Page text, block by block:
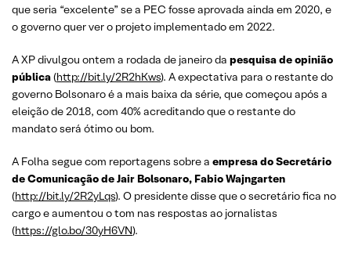
que seria “excelente” se a PEC fosse aprovada ainda em 2020, e
o governo quer ver o projeto implementado em 2022.
A XP divulgou ontem a rodada de janeiro da pesquisa de opinião
pública(http://bit.ly/2R2hKws). A expectativa para o restante do
governo Bolsonaro é a mais baixa da série, que começou após a
eleição de 2018, com 40% acreditando que o restante do
mandato será ótimo ou bom.
A Folha segue com reportagens sobre a empresa do Secretário
de Comunicação de Jair Bolsonaro, Fabio Wajngarten
(http://bit.ly/2R2yLqs). O presidente disse que o secretário fica no
cargo e aumentou o tom nas respostas ao jornalistas
(https://glo.bo/30yH6VN).